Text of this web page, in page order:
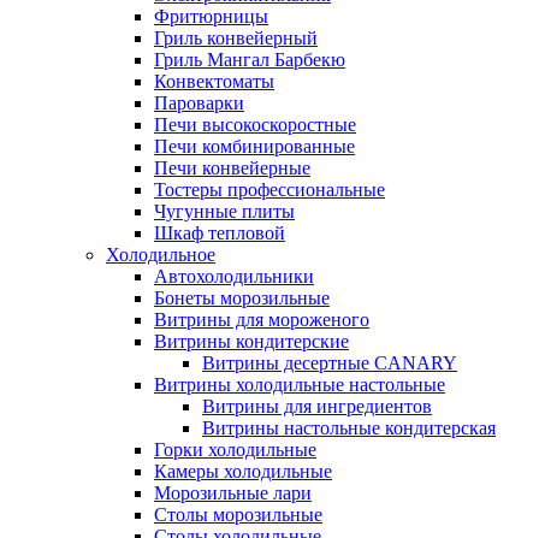
Фритюрницы
Гриль конвейерный
Гриль Мангал Барбекю
Конвектоматы
Пароварки
Печи высокоскоростные
Печи комбинированные
Печи конвейерные
Тостеры профессиональные
Чугунные плиты
Шкаф тепловой
Холодильное
Автохолодильники
Бонеты морозильные
Витрины для мороженого
Витрины кондитерские
Витрины десертные CANARY
Витрины холодильные настольные
Витрины для ингредиентов
Витрины настольные кондитерская
Горки холодильные
Камеры холодильные
Морозильные лари
Столы морозильные